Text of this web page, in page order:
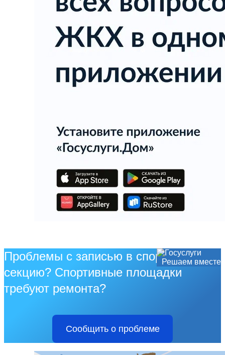
Решаем вместе
Проблемы с записью в спортивную
секцию? Спортивные площадки
требуют ремонта?
Сообщить о проблеме